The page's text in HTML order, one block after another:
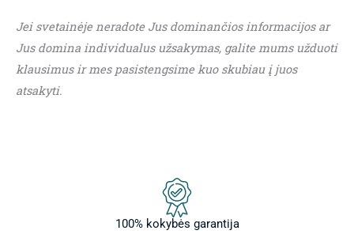
Jei svetainėje neradote Jus dominančios informacijos ar
Jus domina individualus užsakymas, galite mums užduoti
klausimus ir mes pasistengsime kuo skubiau į juos
atsakyti.
100% kokybės garantija